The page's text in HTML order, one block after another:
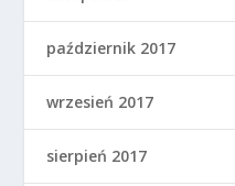
październik 2017
wrzesień 2017
sierpień 2017